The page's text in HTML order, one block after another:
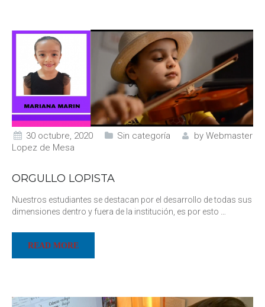
30 octubre, 2020 Sin categoría by Webmaster
Lopez de Mesa
ORGULLO LOPISTA
Nuestros estudiantes se destacan por el desarrollo de todas sus
dimensiones dentro y fuera de la institución, es por esto
READ MORE